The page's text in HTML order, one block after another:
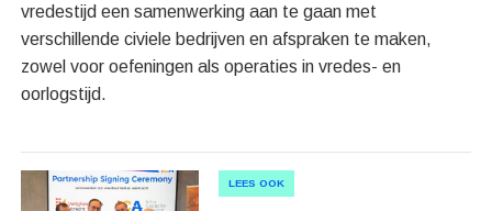
vredestijd een samenwerking aan te gaan met
verschillende civiele bedrijven en afspraken te maken,
zowel voor oefeningen als operaties in vredes- en
oorlogstijd.
LEES OOK